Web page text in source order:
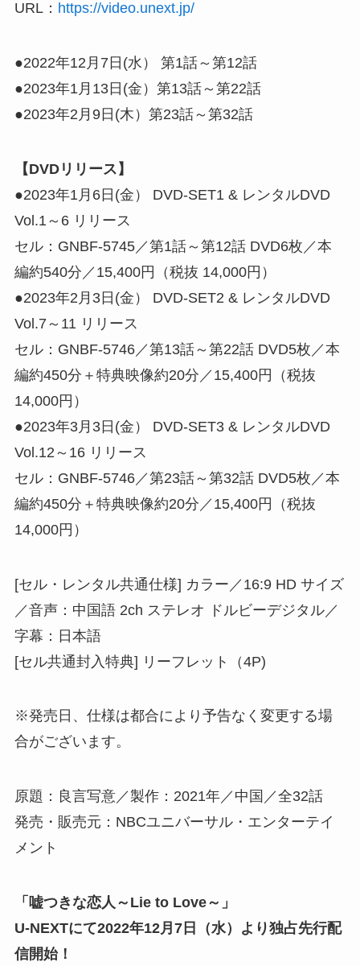
URL： https://video.unext.jp/
●2022年12月7日(水） 第1話～第12話
●2023年1月13日(金）第13話～第22話
●2023年2月9日(木）第23話～第32話
【DVDリリース】
●2023年1月6日(金） DVD-SET1 & レンタルDVD
Vol.1～6 リリース
セル：GNBF-5745／第1話～第12話 DVD6枚／本
編約540分／15,400円（税抜 14,000円）
●2023年2月3日(金） DVD-SET2 & レンタルDVD
Vol.7～11 リリース
セル：GNBF-5746／第13話～第22話 DVD5枚／本
編約450分＋特典映像約20分／15,400円（税抜
14,000円）
●2023年3月3日(金） DVD-SET3 & レンタルDVD
Vol.12～16 リリース
セル：GNBF-5746／第23話～第32話 DVD5枚／本
編約450分＋特典映像約20分／15,400円（税抜
14,000円）
[セル・レンタル共通仕様] カラー／16:9 HD サイズ
／音声：中国語 2ch ステレオ ドルビーデジタル／
字幕：日本語
[セル共通封入特典] リーフレット（4P)
※発売日、仕様は都合により予告なく変更する場
合がございます。
原題：良言写意／製作：2021年／中国／全32話
発売・販売元：NBCユニバーサル・エンターテイ
メント
「嘘つきな恋人～Lie to Love～」
U-NEXTにて2022年12月7日（水）より独占先行配
信開始！